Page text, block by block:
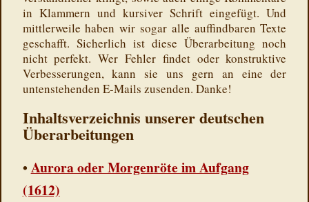
in Klammern und kursiver Schrift eingefügt. Und
mittlerweile haben wir sogar alle auffindbaren Texte
geschafft. Sicherlich ist diese Überarbeitung noch
nicht perfekt. Wer Fehler findet oder konstruktive
Verbesserungen, kann sie uns gern an eine der
untenstehenden E-Mails zusenden. Danke!
Inhaltsverzeichnis unserer deutschen
Überarbeitungen
• Aurora oder Morgenröte im Aufgang
(1612)